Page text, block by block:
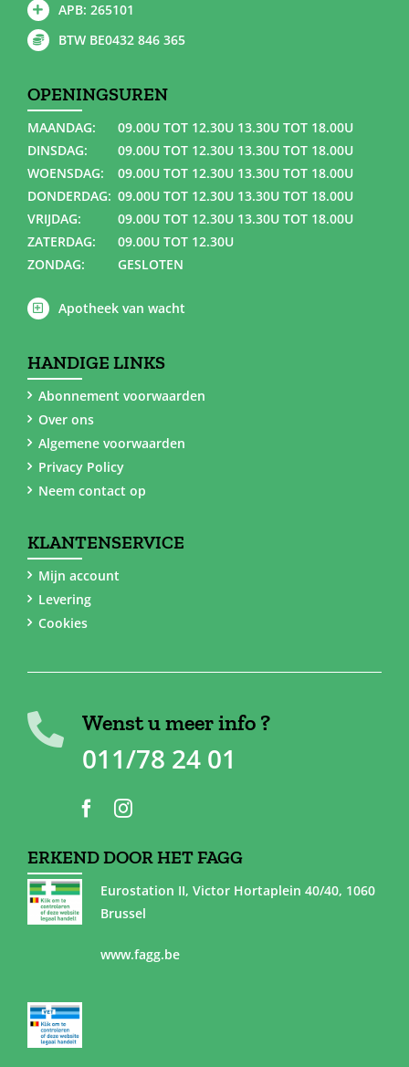
APB: 265101
BTW BE0432 846 365
OPENINGSUREN
MAANDAG:
09.00U TOT 12.30U 13.30U TOT 18.00U
DINSDAG:
09.00U TOT 12.30U 13.30U TOT 18.00U
WOENSDAG:
09.00U TOT 12.30U 13.30U TOT 18.00U
DONDERDAG: 09.00U TOT 12.30U 13.30U TOT 18.00U
VRIJDAG:
09.00U TOT 12.30U 13.30U TOT 18.00U
ZATERDAG:
09.00U TOT 12.30U
ZONDAG:
GESLOTEN
Apotheek van wacht
HANDIGE LINKS
Abonnement voorwaarden
Over ons
Algemene voorwaarden
Privacy Policy
Neem contact op
KLANTENSERVICE
Mijn account
Levering
Cookies
Wenst u meer info ?
011/78 24 01
ERKEND DOOR HET FAGG
Eurostation II, Victor Hortaplein 40/40, 1060
Brussel
www.fagg.be